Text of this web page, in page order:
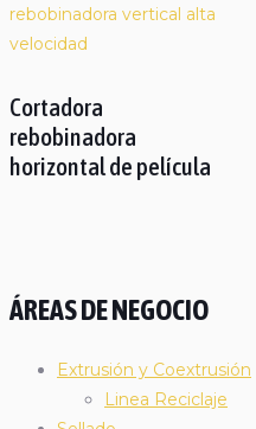
Cortadora
rebobinadora
horizontal de película
ÁREAS DE NEGOCIO
Extrusión y Coextrusión
Linea Reciclaje